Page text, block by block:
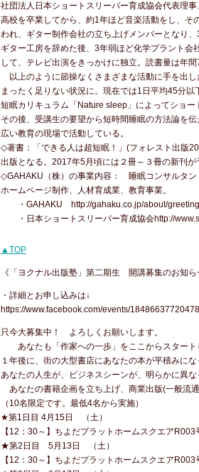
社団法人日本ショートスリーパー育成協会代表理事
高校を卒業してから、約1年ほど音楽活動をし、そ
われ、ギター制作会社の立ち上げメンバーとなり
ギター工房を辞めた後、3年弱ほど化学プラント
して、テレビ出演をきっかけに独立。読書量は年間
以上のように節操なくさまざまな活動に手を出
まったく足りない状況に。現在では1日平均45分以
短眠カリキュラム「Nature sleep」によってショ
その後、受講生の要望から短時間睡眠の方法論を
広い教育の現場で活動している。
◇著書：「できる人は超短眠！」(フォレスト出版
出版となる。2017年5月頃には２冊～３冊の新刊が
◇GAHAKU（株）の事業内容： 睡眠コンサルタン
ホームページ制作、人材育成業、教育事業。
・GAHAKU http://gahaku.co.jp/about/greeting
・日本ショートスリーパー育成協会http://
▲TOP
《「ヨクナル出版塾」第二期生 開講募集のお知
・詳細とお申し込みは↓
https://www.facebook.com/events/
只今大募集中！ よろしくお願いします。
あなたも「作家への一歩」をここからスタート
１年後に、街の大型書店にあなたの本が平積みに
あなたの人生が、ビジネスシーンが、明らかに異な
あなたの書籍企画を立ち上げ、商業出版(一般流
（10名限定です。最低4名から実施）
★第1日目 4月15日 （土）
【12：30～】ちよだプラットホームスクエアR003
★第2日目 5月13日 （土）
【12：30～】ちよだプラットホームスクエアR003